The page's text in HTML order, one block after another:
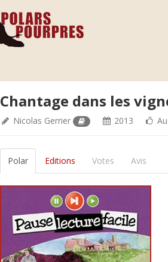
Chantage dans les
Nicolas Gerrier 2013
Polar Editions Votes Avis